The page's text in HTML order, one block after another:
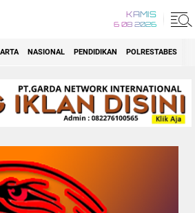
KAMIS
6 08 2026
NASIONAL PENDIDIKAN POLRESTABES